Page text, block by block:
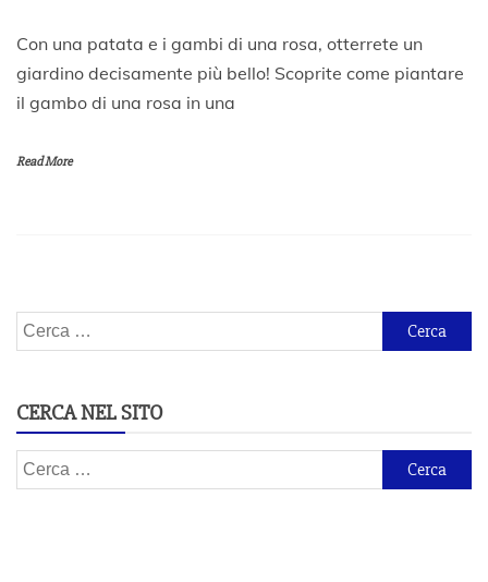
9
a
g
o
Con una patata e i gambi di una rosa, otterrete un
giardino decisamente più bello! Scoprite come piantare
il gambo di una rosa in una
Read More
Ricerca
per:
CERCA NEL SITO
Ricerca
per: